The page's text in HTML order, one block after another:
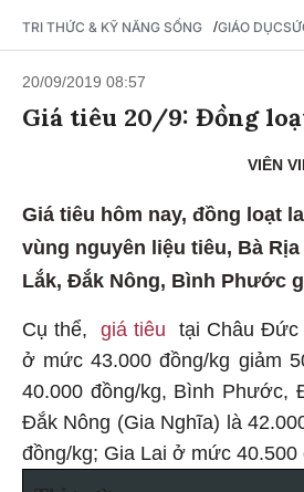
TRI THỨC & KỸ NĂNG SỐNG /GIÁO DỤC
20/09/2019 08:57
Giá tiêu 20/9: Đồng
VIÊN
Giá tiêu hôm nay, đồng loạt
vùng nguyên liệu tiêu, Bà
Lắk, Đắk Nông, Bình Phước
Cụ thể, giá tiêu
tại Châu Đức
ở mức 43.000 đồng/kg giảm
40.000 đồng/kg, Bình Phước,
Đắk Nông (Gia Nghĩa) là
đồng/kg; Gia Lai ở mức 40.500